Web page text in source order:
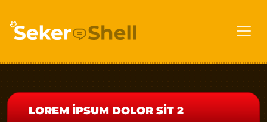
LOREM İPSUM DOLOR SIT 2